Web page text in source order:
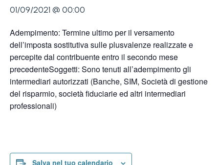
01/09/2021 @ 00:00
Adempimento: Termine ultimo per il versamento
dell’imposta sostitutiva sulle plusvalenze realizzate e
percepite dal contribuente entro il secondo mese
precedenteSoggetti: Sono tenuti all’adempimento gli
intermediari autorizzati (Banche, SIM, Società di gestione
del risparmio, società fiduciarie ed altri intermediari
professionali)
Salva nel tuo calendario